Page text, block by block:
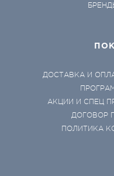
ДОСТАВКА И
АКЦИИ И СПЕЦ
ДОГОВОР
ПОЛИТИКА